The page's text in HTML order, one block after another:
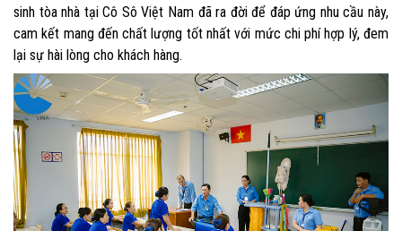
sinh tòa nhà tại Cô Sô Việt Nam đã ra đời để đáp ứng nhu cầu này,
cam kết mang đến chất lượng tốt nhất với mức chi phí hợp lý, đem
lại sự hài lòng cho khách hàng.